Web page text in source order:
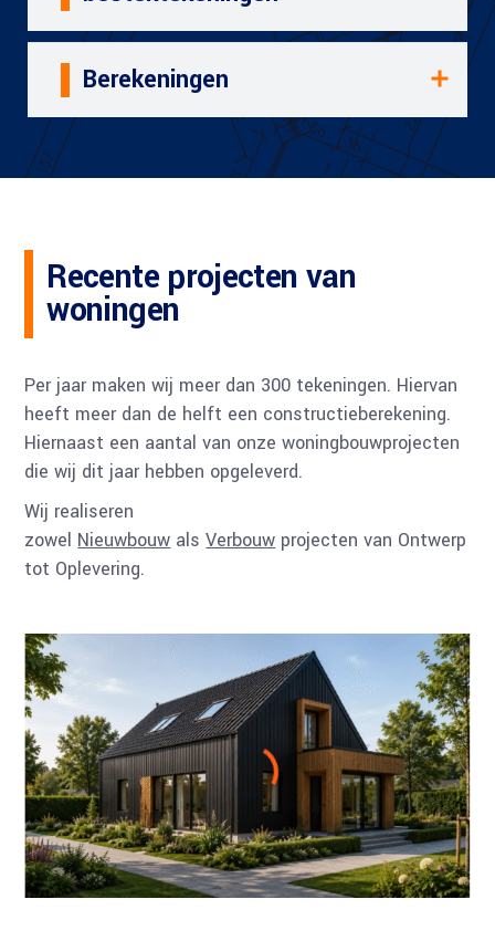
Berekeningen
Recente projecten van
woningen
Per jaar maken wij meer dan 300 tekeningen. Hiervan
heeft meer dan de helft een constructieberekening.
Hiernaast een aantal van onze woningbouwprojecten
die wij dit jaar hebben opgeleverd.
Wij realiseren
zowel Nieuwbouw alsVerbouw projecten van Ontwerp
tot Oplevering.